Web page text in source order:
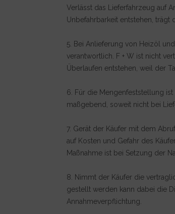
Verlässt das Lieferfahrzeug auf
Unbefahrbarkeit entstehen, trägt
5. Bei Anlieferung von Heizöl
verantwortlich. F + W ist nicht
Überlaufen entstehen, weil der
6. Für die Mengenfeststellung
maßgebend, soweit nicht bei
7. Gerät der Käufer mit dem
auf Kosten und Gefahr des
Maßnahme ist bei Setzung der
8. Nimmt der Käufer die
gestellt werden kann dabei die
Annahmeverpflichtung.